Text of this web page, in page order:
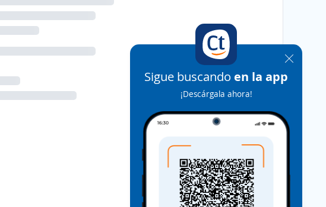
Sigue buscando en la app
¡Descárgala ahora!